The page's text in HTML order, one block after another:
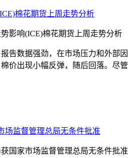
棉花期货上周走势分析
告数据强劲，在市场压力和外部因
价出现小幅反弹，随后回落。尽管
场监督管理总局无条件批准